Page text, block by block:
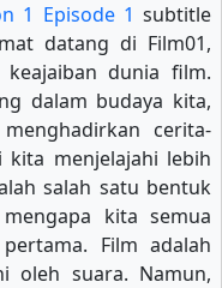
1 Episode 1 subtitle
datang di Film01,
dunia film.
dalam budaya kita,
cerita-
menjelajahi lebih
salah satu bentuk
kita semua
Film adalah
oleh suara. Namun,